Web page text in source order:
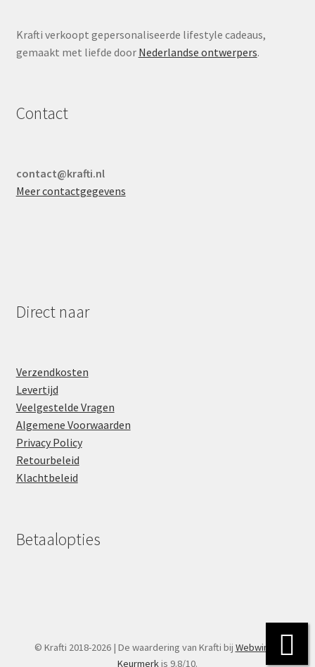
Krafti verkoopt gepersonaliseerde lifestyle cadeaus,
gemaakt met liefde door Nederlandse ontwerpers.
Contact
contact@krafti.nl
Meer contactgegevens
Direct naar
Verzendkosten
Levertijd
Veelgestelde Vragen
Algemene Voorwaarden
Privacy Policy
Retourbeleid
Klachtbeleid
Betaalopties
© Krafti 2018-2026 | De waardering van Krafti bij Webwinkel
Keurmerkis 9.8/10.